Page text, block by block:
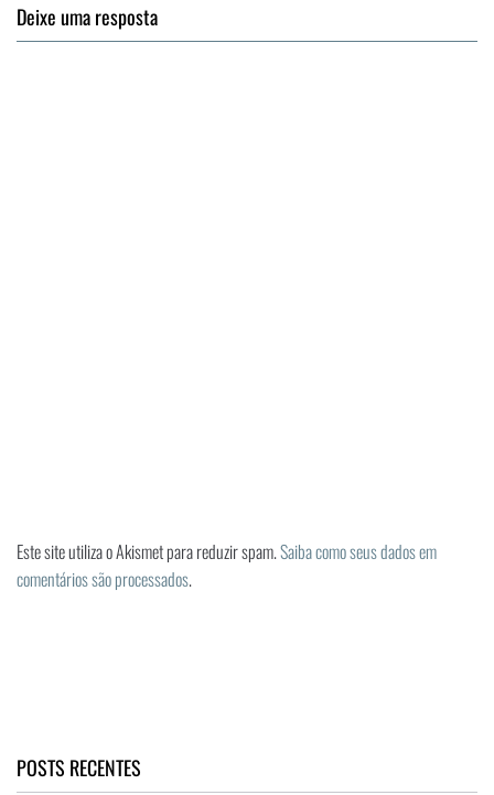
Deixe uma resposta
Este site utiliza o Akismet para reduzir spam.Saiba como seus dados em
comentários são processados.
POSTS RECENTES